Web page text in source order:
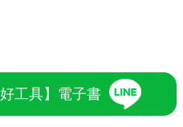
工具】電子書